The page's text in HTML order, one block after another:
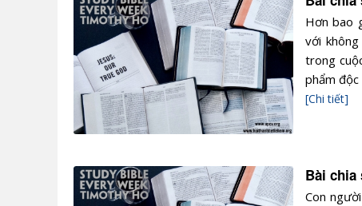
Hơn bao
với
trong
phẩm độc
[Chi tiết]
Bài chia
Con